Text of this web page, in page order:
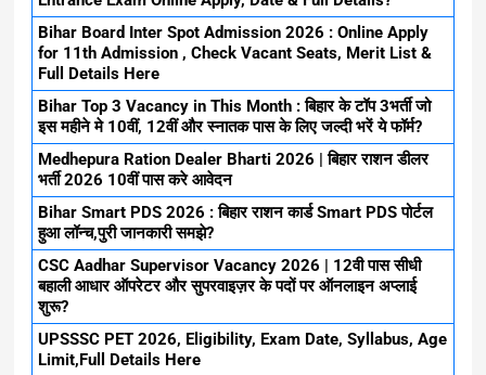
Bihar Board Inter Spot Admission 2026 : Online Apply
for 11th Admission , Check Vacant Seats, Merit List &
Full Details Here
Bihar Top 3 Vacancy in This Month : बिहार के टॉप 3भर्ती जो
इस महीने मे 10वीं, 12वीं और स्नातक पास के लिए जल्दी भरें ये फॉर्म?
Medhepura Ration Dealer Bharti 2026 | बिहार राशन डीलर
भर्ती 2026 10वीं पास करे आवेदन
Bihar Smart PDS 2026 : बिहार राशन कार्ड Smart PDS पोर्टल
हुआ लॉन्च,पुरी जानकारी समझे?
CSC Aadhar Supervisor Vacancy 2026 | 12वी पास सीधी
बहाली आधार ऑपरेटर और सुपरवाइज़र के पदों पर ऑनलाइन अप्लाई
शुरू?
UPSSSC PET 2026, Eligibility, Exam Date, Syllabus, Age
Limit,Full Details Here